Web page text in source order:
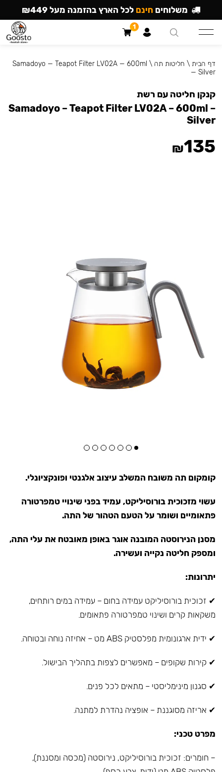
קומקום תה משובח המשלב עיצוב אלגנטי ופונקציונלי.
עשוי מזכוכית בורוסיליקט, עמיד בפני שינויי טמפרטורה
פתאומיים ושומר על הטעם הטהור של התה.
מסנן הנירוסטה המובנה אוגר באופן מאובטח את עלי התה,
ומספק חליטה נקייה ועשירה.
יתרונות:
✔ זכוכית בורוסיליקט עמידה בחום – עמידה במים רותחים,
משקאות קרים ושינוי טמפרטורה פתאומים.
✔ ידית ארגונומית מפלסטיק ABS מט – אחיזה נוחה ובטוחה.
✔ קירות שקופים – מאפשרים לצפות בתהליך הבישול.
✔ סגנון מינימליסטי – מתאים לכל פנים.
✔ אריזה מסוגננת – אופציה נהדרת למתנה.
מפרט טכני:
– חומרים: זכוכית בורוסיליקט, נירוסטה (מכסה ומסננת),
דף הבית \ חליטות תה \
Samadoyo — Teapot Filter LV02A — 600ml
— Silver
קנקן חליטה עם רשת
Samadoyo – Teapot Filter LV02A – 600ml –
Silver
₪135
משלוחים חינם לכל הארץ בהזמנה מעל ₪449
1